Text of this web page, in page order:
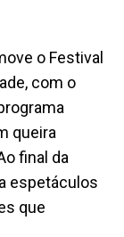
o Festival
com o
queira
final da
espetáculos
que